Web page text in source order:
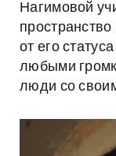
Нагимовой
от его
любыми
люди со